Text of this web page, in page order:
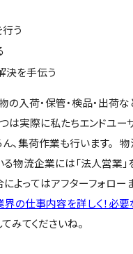
う
決を手伝う
入荷・保管・検品・出荷
は実際に私たちエンドユー
ん、集荷作業も行います。
物流企業には「法人営業
によってはアフターフォロ
の仕事内容を詳しく！必要
みてくださいね。